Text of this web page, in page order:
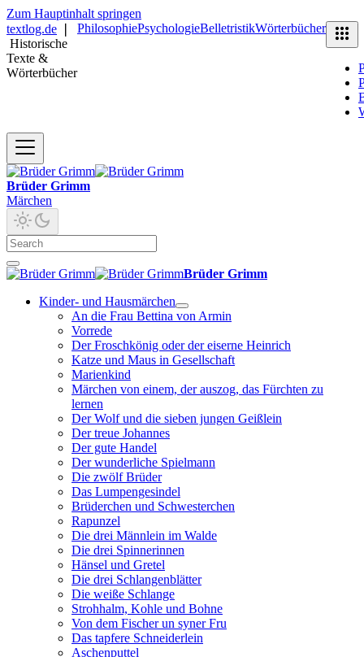
Zum Hauptinhalt springen
textlog.de
Historische
Texte &
Wörterbücher
PhilosophiePsychologieBelletristikWörterbücher
Brüder Grimm
Märchen
Brüder Grimm
Kinder- und Hausmärchen
An die Frau Bettina von Armin
Vorrede
Der Froschkönig oder der eiserne Heinrich
Katze und Maus in Gesellschaft
Marienkind
Märchen von einem, der auszog, das Fürchten zu
lernen
Der Wolf und die sieben jungen Geißlein
Der treue Johannes
Der gute Handel
Der wunderliche Spielmann
Die zwölf Brüder
Das Lumpengesindel
Brüderchen und Schwesterchen
Rapunzel
Die drei Männlein im Walde
Die drei Spinnerinnen
Hänsel und Gretel
Die drei Schlangenblätter
Die weiße Schlange
Strohhalm, Kohle und Bohne
Von dem Fischer un syner Fru
Das tapfere Schneiderlein
Aschenputtel